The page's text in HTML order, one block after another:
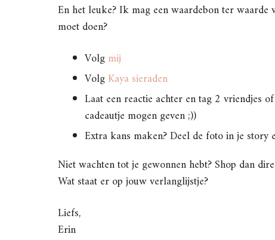
En het leuke? Ik mag een waardebon ter
moet doen?
Volgmij
VolgKaya sieraden
Laat een reactie achter en tag 2 vriendjes
cadeautje mogen geven ;))
Extra kans maken? Deel de foto in je story
Niet wachten tot je gewonnen hebt? Shop dan
Wat staat er op jouw verlanglijstje?
Liefs,
Erin